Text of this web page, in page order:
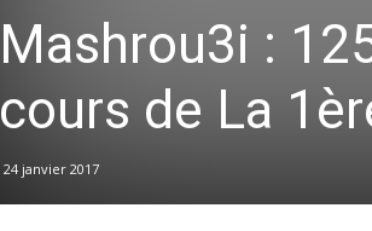
Mashrou3i :
cours de La
24 janvier 2017